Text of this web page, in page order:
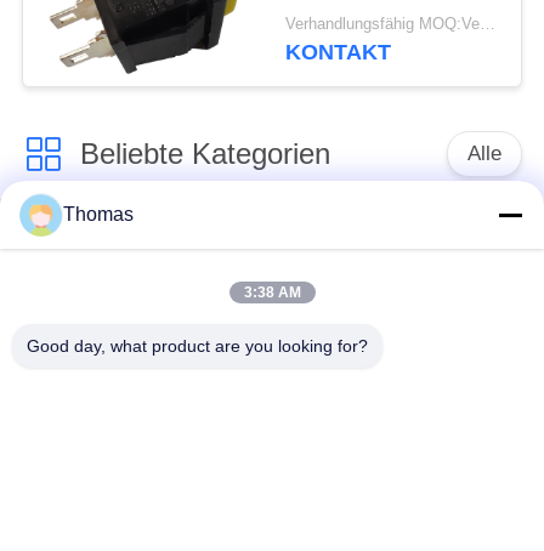
elektrischen Schalter-
P13-2 10000 in
Verhandlungsfähig MOQ:Verhandelbar
KONTAKT
Beliebte Kategorien Alle
Zurücksetzens
Thomas
3:38 AM
Good day, what product are you looking for?